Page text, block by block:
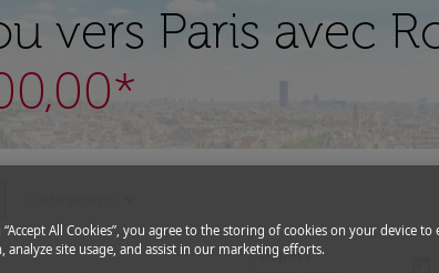
vers Paris avec
Départ
“Accept All Cookies”, you agree to the storing of cookies on your device to
analyze site usage, and assist in our marketing efforts.